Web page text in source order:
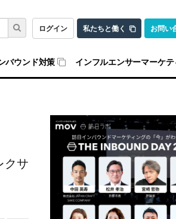
ログイン 私たちと働く お問い
バウンド対策 インフルエンサーマーケ
クサ